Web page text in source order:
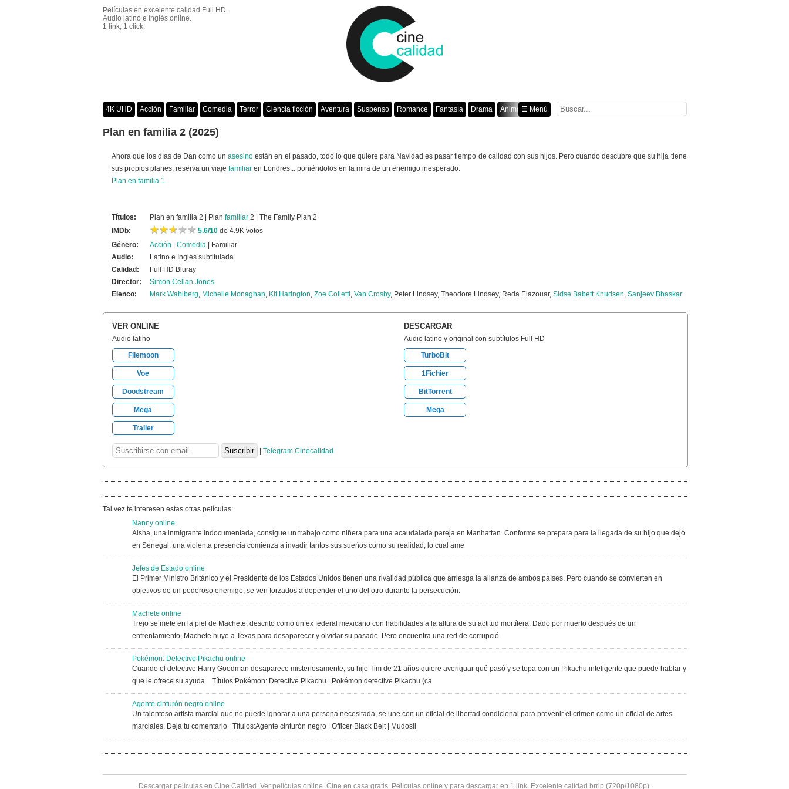
Películas en excelente calidad Full HD.
Audio latino e inglés online.
1 link, 1 click.
4K UHD Acción Familiar Comedia Terror Ciencia ficción Aventura Suspenso Romance Fantasía Drama
Animación☰ Menú
Plan en familia 2 (2025)
Ahora que los días de Dan como unasesino están en el pasado, todo lo que quiere para Navidad es pasar tiempo de calidad con sus hijos. Pero cuando descubre que su hija tiene
sus propios planes, reserva un viaje familiaren Londres... poniéndolos en la mira de un enemigo inesperado.
Plan en familia 1
Títulos: Plan en familia 2 | Plan familiar2 | The Family Plan 2
IMDb:
★★★★★
★★★★★ 5.6/10de 4.9K votos
Género:
Acción Comedia| Familiar
Audio:
Latino e Inglés subtitulada
Calidad:
Full HD Bluray
Director:
Simon Cellan Jones
Elenco:
Mark Wahlberg, Michelle Monaghan, Kit Harington, Zoe Colletti, Van Crosby, Peter Lindsey, Theodore Lindsey, Reda Elazouar, Sidse Babett Knudsen, Sanjeev Bhaskar
VER ONLINE
Audio latino
Filemoon
Voe
Doodstream
Mega
Trailer
DESCARGAR
Audio latino y original con subtítulos Full HD
TurboBit
1Fichier
BitTorrent
Mega
Telegram Cinecalidad
Tal vez te interesen estas otras películas:
Nanny online
Aisha, una inmigrante indocumentada, consigue un trabajo como niñera para una acaudalada pareja en Manhattan. Conforme se prepara para la llegada de su hijo que dejó
en Senegal, una violenta presencia comienza a invadir tantos sus sueños como su realidad, lo cual ame
Jefes de Estado online
El Primer Ministro Británico y el Presidente de los Estados Unidos tienen una rivalidad pública que arriesga la alianza de ambos países. Pero cuando se convierten en
objetivos de un poderoso enemigo, se ven forzados a depender el uno del otro durante la persecución.
Machete online
Trejo se mete en la piel de Machete, descrito como un ex federal mexicano con habilidades a la altura de su actitud mortífera. Dado por muerto después de un
enfrentamiento, Machete huye a Texas para desaparecer y olvidar su pasado. Pero encuentra una red de corrupció
Pokémon: Detective Pikachu online
Cuando el detective Harry Goodman desaparece misteriosamente, su hijo Tim de 21 años quiere averiguar qué pasó y se topa con un Pikachu inteligente que puede hablar y
que le ofrece su ayuda. Títulos:Pokémon: Detective Pikachu | Pokémon detective Pikachu (ca
Agente cinturón negro online
Un talentoso artista marcial que no puede ignorar a una persona necesitada, se une con un oficial de libertad condicional para prevenir el crimen como un oficial de artes
marciales. Deja tu comentario Títulos:Agente cinturón negro | Officer Black Belt | Mudosil
Descargar películas en Cine Calidad. Ver películas online. Cine en casa gratis. Películas online y para descargar en 1 link. Excelente calidad brrip (720p/1080p).